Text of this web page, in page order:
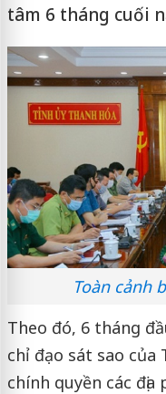
tâm 6 tháng cuối
Toàn cảnh
Theo đó, 6 tháng
chỉ đạo sát sao của
chính quyền các